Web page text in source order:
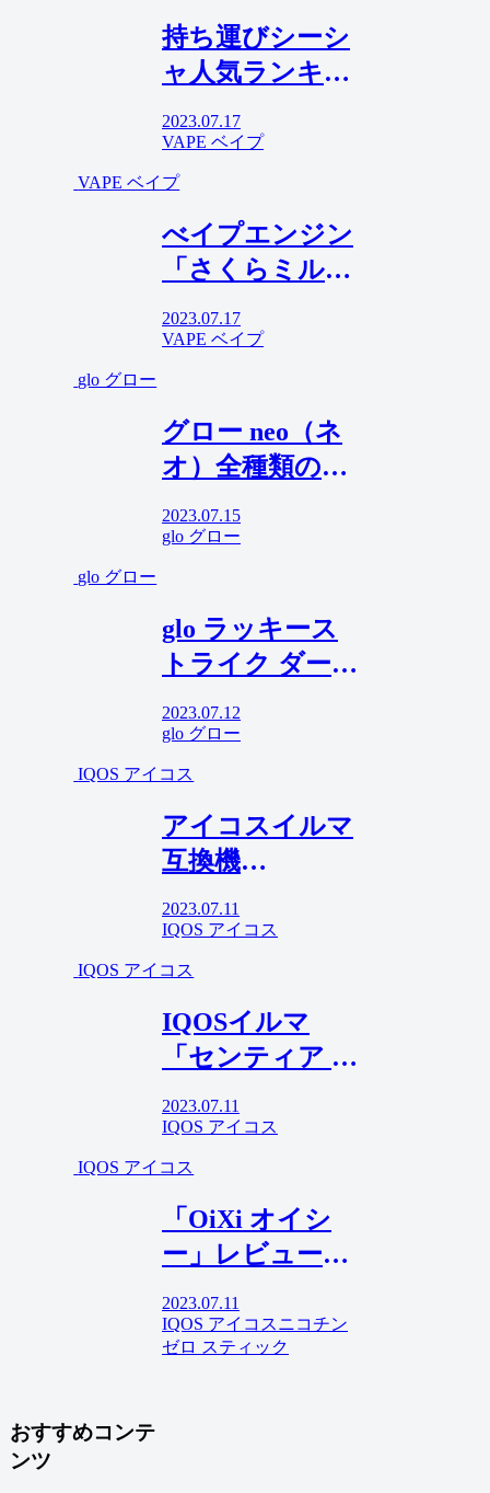
の”超”面白い電
子シーシャで
す！
持ち運びシーシ
ャ人気ランキン
グ！電子タバコ
のプロが選ぶお
すすめフレーバ
2023.07.17
VAPE ベイプ
VAPE ベイプ
べイプエンジン
「さくらミルク
ュー！甘くて優
2023.07.17
VAPE ベイプ
glo グロー
グロー neo（ネ
オ）全種類のフ
ミと感想！口コ
2023.07.15
glo グロー
glo グロー
glo ラッキース
トライク ダーク
ークイエローメ
ンソールをレビ
っ！
2023.07.12
glo グロー
IQOS アイコス
アイコスイルマ
互換機
「HiTASTE
E20」レビュ
ー！純正IQOSに
じていた人、必
見！！
2023.07.11
IQOS アイコス
IQOS アイコス
IQOSイルマ
「センティア ス
ムースゴール
ド」レビュー！
クリアシルバー
そっくりのライ
ト・フレーバー
でした。
2023.07.11
IQOS アイコス
IQOS アイコス
「OiXi オイシ
ー」レビュー！
ニコチンゼロ・
スティックはク
2023.07.11
IQOS アイコスニコチン
ゼロ スティック
おすすめコンテ
ンツ